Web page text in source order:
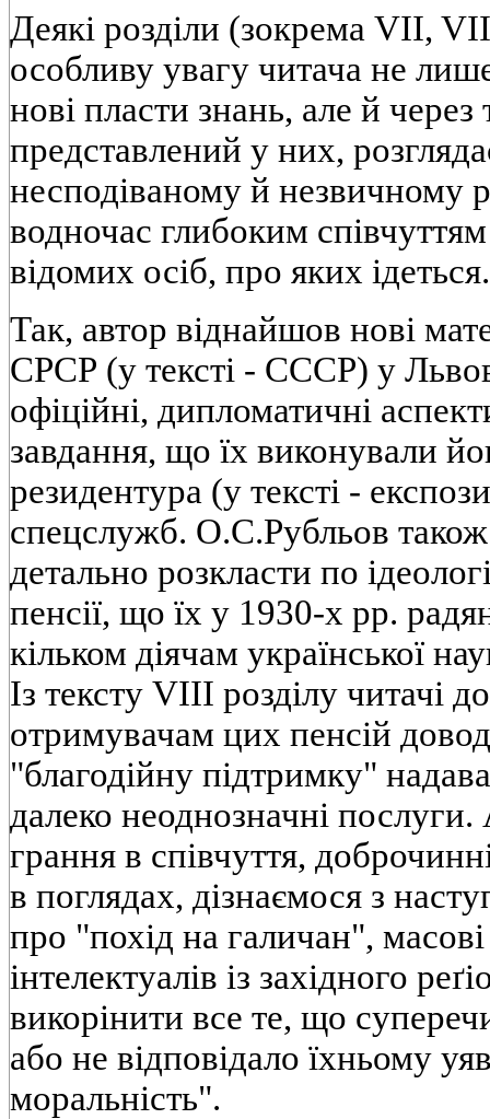
Деякi роздiли (зокрема VII,
особливу увагу читача не
новi пласти знань, але й
представлений у них,
несподiваному й незвичному
водночас глибоким
вiдомих осiб, про яких iдеться.
Так, автор вiднайшов новi
СРСР (у текстi - СССР) у
офiцiйнi, дипломатичнi
завдання, що їх виконували
резидентура (у текстi -
спецслужб. О.С.Рубльов
детально розкласти по
пенсiї, що їх у 1930-х pp.
кiльком дiячам української
Iз тексту VIII роздiлу читачi
отримувачам цих пенсiй
"благодiйну пiдтримку"
далеко неоднозначнi
грання в спiвчуття,
в поглядах, дiзнаємося з
про "похiд на галичан",
iнтелектуалiв iз захiдного
викорiнити все те, що
або не вiдповiдало їхньому
моральнiсть".